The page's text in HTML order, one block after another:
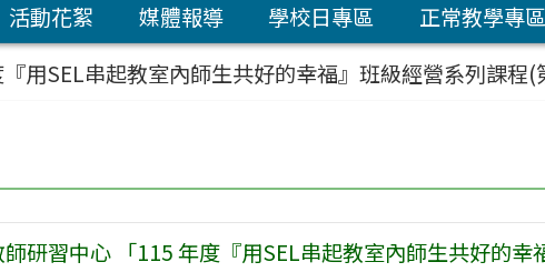
活動花絮 媒體報導 學校日專區 正常教學專區
用SEL串起教室內師生共好的幸福』班級經營系列課程
研習中心 「115 年度『用SEL串起教室內師生共好的幸